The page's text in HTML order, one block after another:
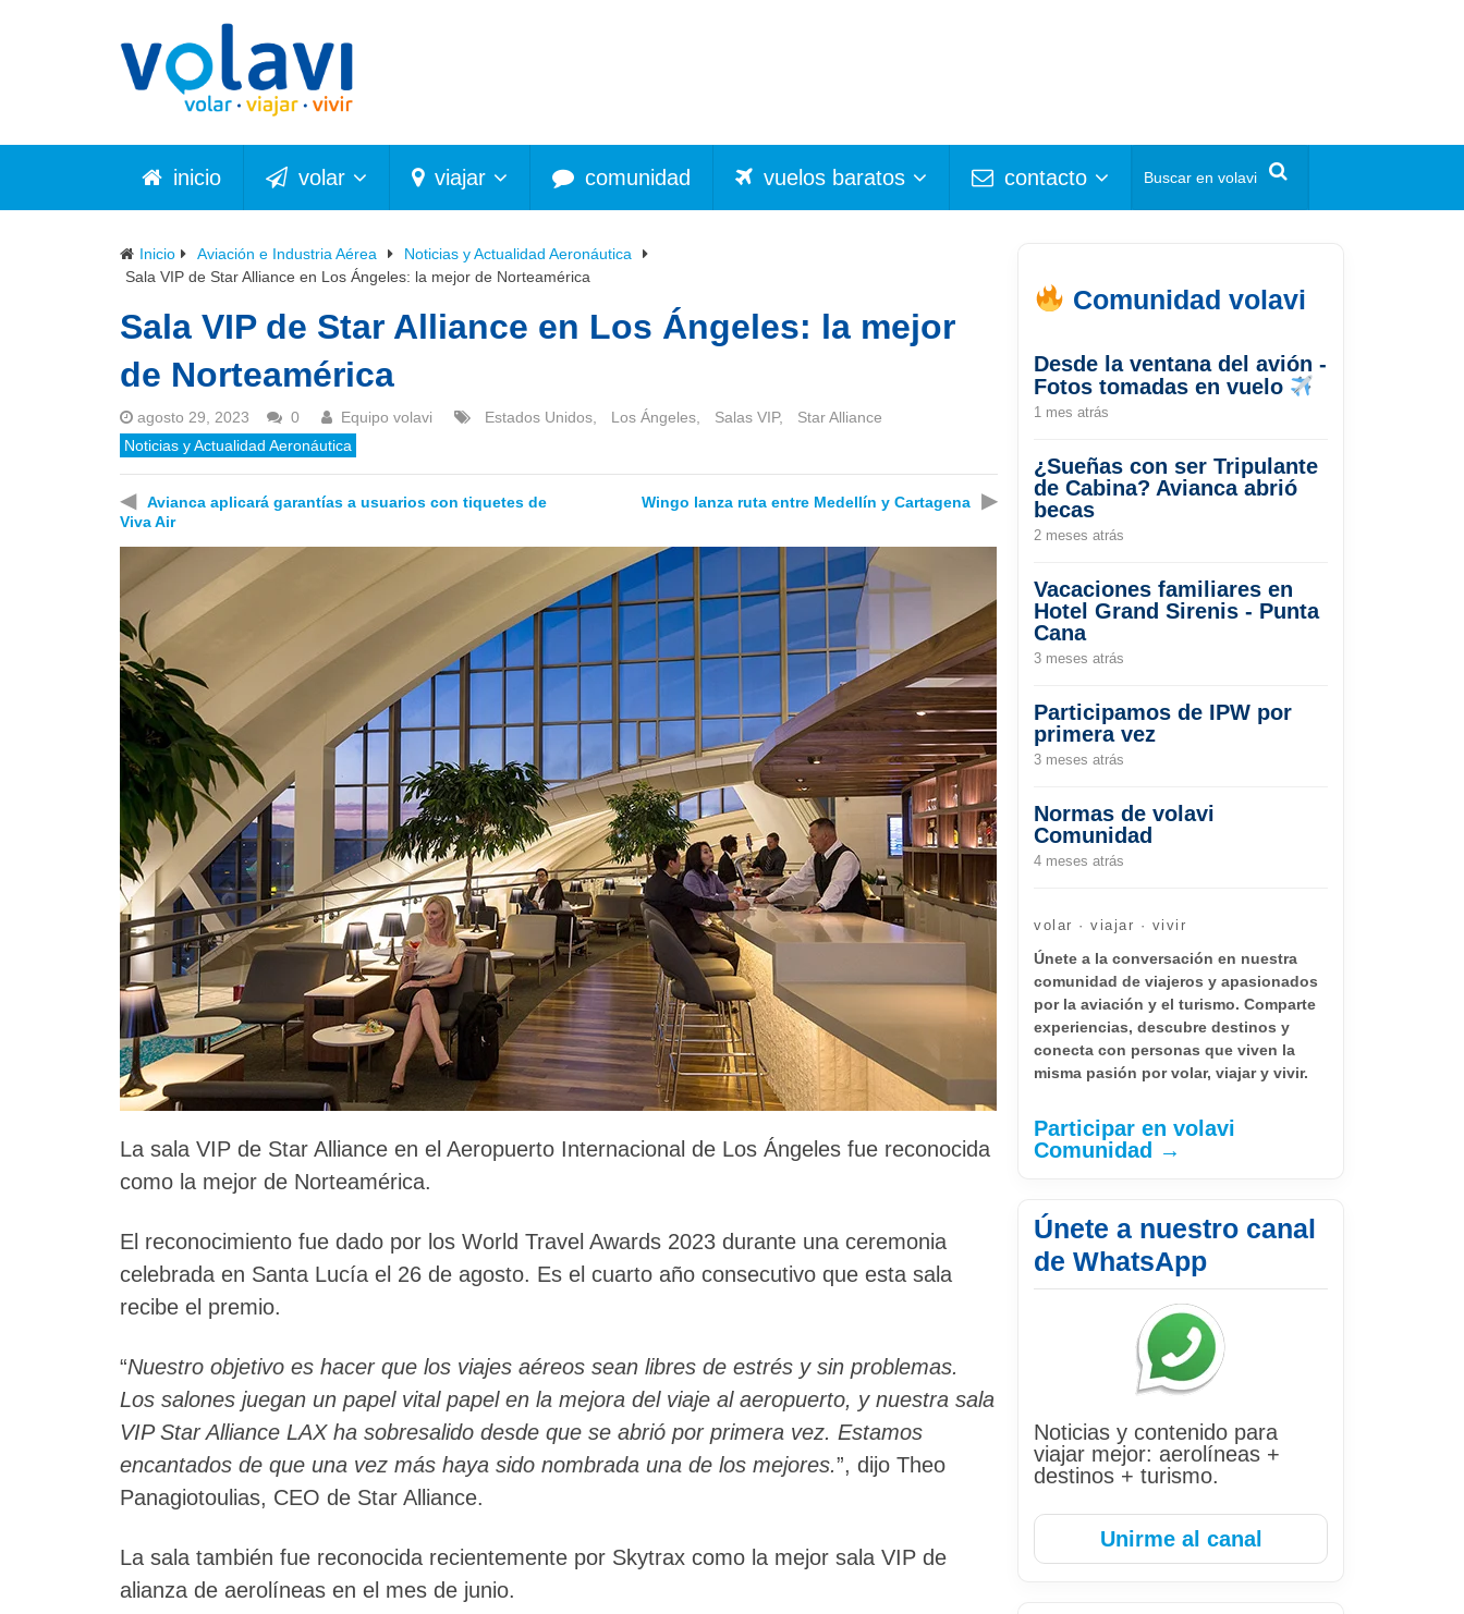
inicio volar viajar comunidad vuelos baratos contacto
Inicio Aviación e Industria Aérea
Noticias y Actualidad Aeronáutica
Sala VIP de Star Alliance en Los Ángeles: la mejor de Norteamérica
Sala VIP de Star Alliance en Los Ángeles: la mejor
de Norteamérica
agosto 29, 2023 0 Equipo volavi Estados Unidos Los Ángeles Salas VIP,
Star Alliance
Noticias y Actualidad Aeronáutica
◀
Avianca aplicará garantías a usuarios con tiquetes de
Viva Air
Wingo lanza ruta entre Medellín y Cartagena ▶
La sala VIP de Star Alliance en el Aeropuerto Internacional de Los Ángeles fue reconocida
como la mejor de Norteamérica.
El reconocimiento fue dado por los World Travel Awards 2023 durante una ceremonia
celebrada en Santa Lucía el 26 de agosto. Es el cuarto año consecutivo que esta sala
recibe el premio.
“Nuestro objetivo es hacer que los viajes aéreos sean libres de estrés y sin problemas.
Los salones juegan un papel vital papel en la mejora del viaje al aeropuerto, y nuestra sala
VIP Star Alliance LAX ha sobresalido desde que se abrió por primera vez. Estamos
encantados de que una vez más haya sido nombrada una de los mejores.”, dijo Theo
Panagiotoulias, CEO de Star Alliance.
La sala también fue reconocida recientemente por Skytrax como la mejor sala VIP de
alianza de aerolíneas en el mes de junio.
Comunidad volavi
Desde la ventana del avión -
Fotos tomadas en vuelo
1 mes atrás
¿Sueñas con ser Tripulante
de Cabina? Avianca abrió
becas
2 meses atrás
Vacaciones familiares en
Hotel Grand Sirenis - Punta
Cana
3 meses atrás
Participamos de IPW por
primera vez
3 meses atrás
Normas de volavi
Comunidad
4 meses atrás
volar · viajar · vivir
Únete a la conversación en nuestra
comunidad de viajeros y apasionados
por la aviación y el turismo. Comparte
experiencias, descubre destinos y
conecta con personas que viven la
misma pasión por volar, viajar y vivir.
Participar en volavi
Comunidad →
Únete a nuestro canal
de WhatsApp
Noticias y contenido para
viajar mejor: aerolíneas +
destinos + turismo.
Unirme al canal